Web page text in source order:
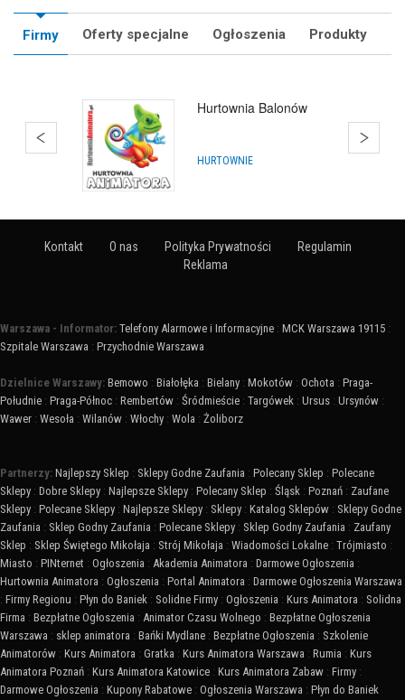
Firmy Oferty specjalne Ogłoszenia Produkty
Hurtownia Balonów
HURTOWNIE
Kontakt O nas Polityka Prywatności
Regulamin
Reklama
Warszawa - Informator: Telefony Alarmowe i Informacyjne : MCK Warszawa 19115 :
Szpitale Warszawa : Przychodnie Warszawa
Dzielnice Warszawy: Bemowo : Białołęka : Bielany : Mokotów : Ochota : Praga-
Południe : Praga-Północ : Rembertów : Śródmieście : Targówek : Ursus : Ursynów :
Wawer : Wesoła : Wilanów : Włochy : Wola : Żoliborz
Partnerzy: Najlepszy Sklep : Sklepy Godne Zaufania : Polecany Sklep : Polecane
Sklepy : Dobre Sklepy : Najlepsze Sklepy : Polecany Sklep : Śląsk : Poznań : Zaufane
Sklepy : Polecane Sklepy : Najlepsze Sklepy : Sklepy : Katalog Sklepów : Sklepy Godne
Zaufania : Sklep Godny Zaufania : Polecane Sklepy : Sklep Godny Zaufania : Zaufany
Sklep : Sklep Świętego Mikołaja : Strój Mikołaja : Wiadomości Lokalne : Trójmiasto :
Miasto : PINternet : Ogłoszenia : Akademia Animatora : Darmowe Ogłoszenia :
Hurtownia Animatora : Ogłoszenia : Portal Animatora : Darmowe Ogłoszenia Warszawa
: Firmy Regionu : Płyn do Baniek : Solidne Firmy : Ogłoszenia : Kurs Animatora : Solidna
Firma : Bezpłatne Ogłoszenia : Animator Czasu Wolnego : Bezpłatne Ogłoszenia
Warszawa : sklep animatora : Bańki Mydlane : Bezpłatne Ogłoszenia : Szkolenie
Animatorów : Kurs Animatora : Gratka : Kurs Animatora Warszawa : Rumia : Kurs
Animatora Poznań : Kurs Animatora Katowice : Kurs Animatora Zabaw : Firmy :
Darmowe Ogłoszenia : Kupony Rabatowe : Ogłoszenia Warszawa : Płyn do Baniek